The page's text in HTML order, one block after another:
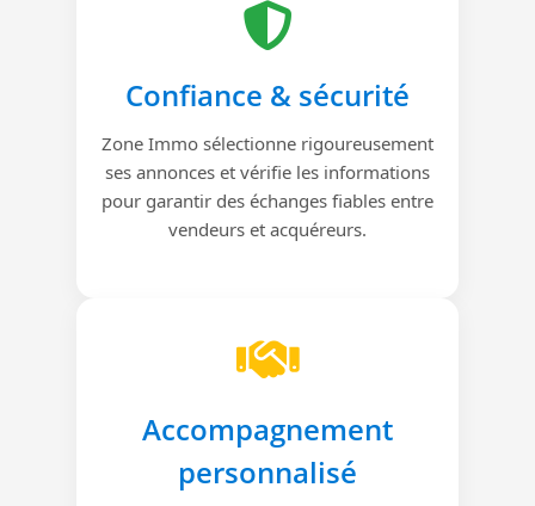
Confiance & sécurité
Zone Immo sélectionne rigoureusement
ses annonces et vérifie les informations
pour garantir des échanges fiables entre
vendeurs et acquéreurs.
Accompagnement
personnalisé